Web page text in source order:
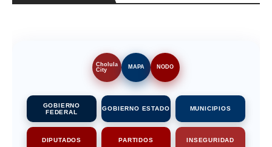
Cholula
City
MAPA NODO
GOBIERNO
FEDERAL
GOBIERNO ESTADO MUNICIPIOS
DIPUTADOS PARTIDOS INSEGURIDAD